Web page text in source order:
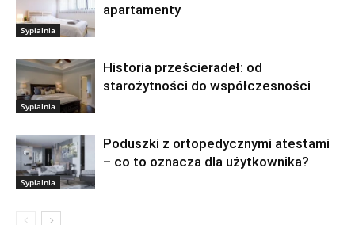
Sypialnia
apartamenty
Sypialnia
Historia prześcieradeł: od
starożytności do współczesności
Sypialnia
Poduszki z ortopedycznymi atestami
– co to oznacza dla użytkownika?